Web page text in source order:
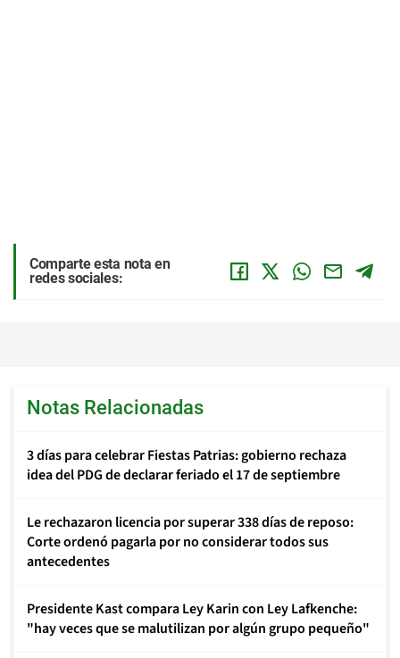
Comparte esta nota en
redes sociales:
Notas Relacionadas
3 días para celebrar Fiestas Patrias: gobierno rechaza
idea del PDG de declarar feriado el 17 de septiembre
Le rechazaron licencia por superar 338 días de reposo:
Corte ordenó pagarla por no considerar todos sus
antecedentes
Presidente Kast compara Ley Karin con Ley Lafkenche:
"hay veces que se malutilizan por algún grupo pequeño"